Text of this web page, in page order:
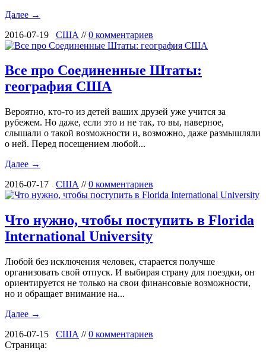
Далее →
2016-07-19 США //0 комментариев
Все про Соединенные Штаты:
география США
Вероятно, кто-то из детей ваших друзей уже учится за
рубежем. Но даже, если это и не так, то вы, наверное,
слышали о такой возможности и, возможно, даже размышляли
о ней. Перед посещением любой...
Далее →
2016-07-17 США //0 комментариев
Что нужно, чтобы поступить в Florida
International University
Любой без исключения человек, старается получше
организовать свой отпуск. И выбирая страну для поездки, он
ориентируется не только на свои финансовые возможности,
но и обращает внимание на...
Далее →
2016-07-15 США //0 комментариев
Страница: